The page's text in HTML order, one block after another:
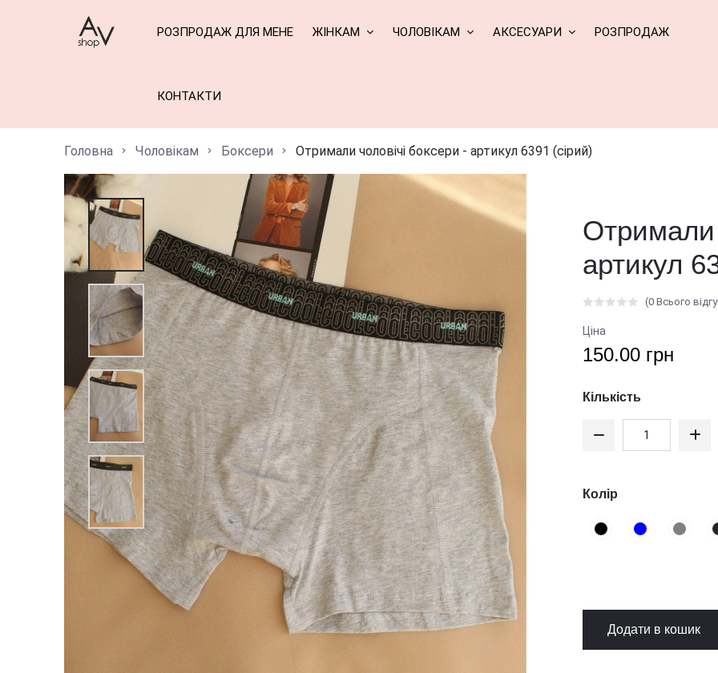
РОЗПРОДАЖ ДЛЯ МЕНЕ ЖІНКАМ ЧОЛОВІКАМ АКСЕСУАРИ РОЗПРОДАЖ
КОНТАКТИ
Головна Чоловікам Боксери Отримали чоловічі боксери - артикул 6391 (сірий)
Отримали
артикул
(0 Всього
Ціна
150.00 грн
Кількість
Колір
Додати в кошик